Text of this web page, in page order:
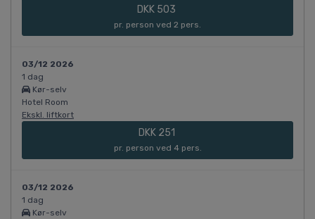
DKK 503
pr. person ved 2 pers.
03/12 2026
1 dag
Kør-selv
Hotel Room
Ekskl. liftkort
DKK 251
pr. person ved 4 pers.
03/12 2026
1 dag
Kør-selv